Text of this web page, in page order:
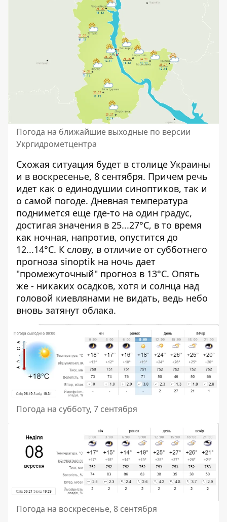
Погода на ближайшие выходные по версии
Укргидрометцентра
Схожая ситуация будет в столице Украины
и в воскресенье, 8 сентября. Причем речь
идет как о единодушии синоптиков, так и
о самой погоде. Дневная температура
поднимется еще где-то на один градус,
достигая значения в 25...27°C, в то время
как ночная, напротив, опустится до
12...14°C. К слову, в отличие от субботнего
прогноза sinoptik на ночь дает
"промежуточный" прогноз в 13°C. Опять
же - никаких осадков, хотя и солнца над
головой киевлянами не видать, ведь небо
вновь затянут облака.
Погода на субботу, 7 сентября
Погода на воскресенье, 8 сентября